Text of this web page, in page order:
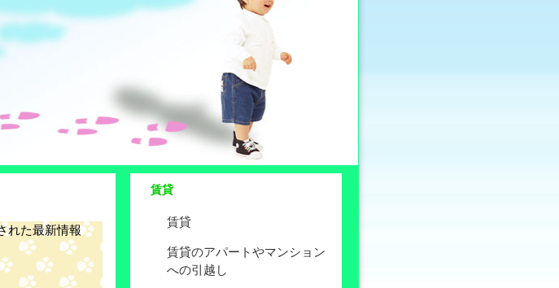
賃貸
賃貸
賃貸のアパートやマンション
への引越し
れた最新情報